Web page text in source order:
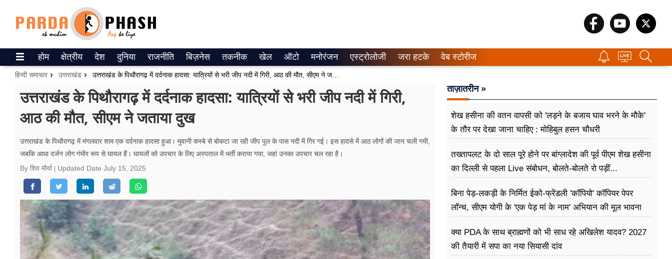
ePaper
उत्तर प्रदेश
वीडियो
रिलेशनशिप
जीवन मंत्रा
होम क्षेत्रीय देश दुनिया राजनीति बिज़नेस तकनीक खेल ऑटो मनोरंजन एस्ट्रोलोजी जरा हटके वेब स्टोरीज
हिन्दी समाचार उत्तराखंड
उत्तराखंड के पिथौरागढ़ में दर्दनाक हादसा: यात्रियों से भरी जीप नदी में गिरी,
आठ की मौत, सीएम ने जताया दुख
उत्तराखंड के पिथौरागढ़ में मंगलवार शाम एक दर्दनाक हादसा हुआ। मुवानी कस्बे से बोकटा जा रही जीप पुल के पास नदी में गिर गई। इस हादसे में आठ लोगों की जान चली गयी,
जबकि आधा दर्जन लोग गंभीर रूप से घायल हैं। घायलों को उपचार के लिए अस्पताल में भर्ती कराया गया, जहां उनका उपचार चल रहा है।
By शिव मौर्या
Updated Date July 15, 2025
ताज़ातरीन »
शेख हसीना की वतन वापसी को 'लड़ने के बजाय घाव भरने के मौके'
के तौर पर देखा जाना चाहिए : मोहिबुल हसन चौधरी
तख्तापलट के दो साल पूरे होने पर बांग्लादेश की पूर्व पीएम शेख हसीना
का दिल्ली से पहला Live संबोधन, बोलते-बोलते रो पड़ीं...
बिना पेड़-लकड़ी के निर्मित ईको-फ्रेंडली 'कॉपियो' कॉपियर पेपर
लॉन्च, सीएम योगी के 'एक पेड़ मां के नाम' अभियान की मूल भावना
क्या PDA के साथ ब्राह्मणों को भी साध रहे अखिलेश यादव? 2027
की तैयारी में सपा का नया सियासी दांव